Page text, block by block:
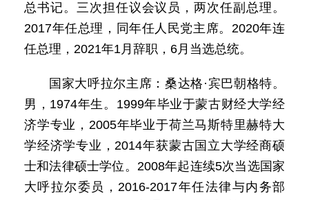
总书记。三次担任议会议员，两次任副总理。
2017年任总理，同年任人民党主席。2020年连
任总理，2021年1月辞职，6月当选总统。
国家大呼拉尔主席：桑达格·宾巴朝格特。
男，1974年生。1999年毕业于蒙古财经大学经
济学专业，2005年毕业于荷兰马斯特里赫特大
学经济学专业，2014年获蒙古国立大学经商硕
士和法律硕士学位。2008年起连续5次当选国家
大呼拉尔委员，2016-2017年任法律与内务部